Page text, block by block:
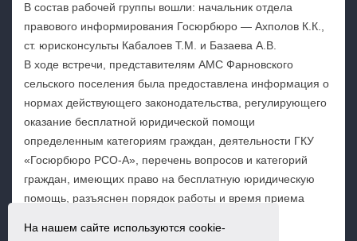
В состав рабочей группы вошли: начальник отдела
правового информирования Госюрбюро — Ахполов К.К.,
ст. юрисконсульты Кабалоев Т.М. и Базаева А.В.
В ходе встречи, представителям АМС Фарновского
сельского поселения была предоставлена информация о
нормах действующего законодательства, регулирующего
оказание бесплатной юридической помощи
определенным категориям граждан, деятельности ГКУ
«Госюрбюро РСО-А», перечень вопросов и категорий
граждан, имеющих право на бесплатную юридическую
помощь, разъяснен порядок работы и время приема
На нашем сайте используются cookie-